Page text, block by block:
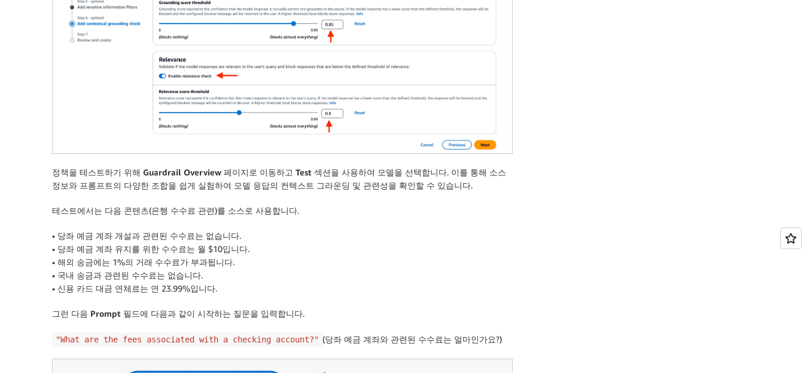
정책을 테스트하기 위해 Guardrail Overview 페이지로 이동하고 Test 섹션을 사용하여 모델을 선택합니다. 이를 통해 소스
정보와 프롬프트의 다양한 조합을 쉽게 실험하여 모델 응답의 컨텍스트 그라운딩 및 관련성을 확인할 수 있습니다.
테스트에서는 다음 콘텐츠(은행 수수료 관련)를 소스로 사용합니다.
• 당좌 예금 계좌 개설과 관련된 수수료는 없습니다.
• 당좌 예금 계좌 유지를 위한 수수료는 월 $10입니다.
• 해외 송금에는 1%의 거래 수수료가 부과됩니다.
• 국내 송금과 관련된 수수료는 없습니다.
• 신용 카드 대금 연체료는 연 23.99%입니다.
그런 다음 Prompt 필드에 다음과 같이 시작하는 질문을 입력합니다.
"What are the fees associated with a checking account?" (당좌 예금 계좌와 관련된 수수료는 얼마인가요?)